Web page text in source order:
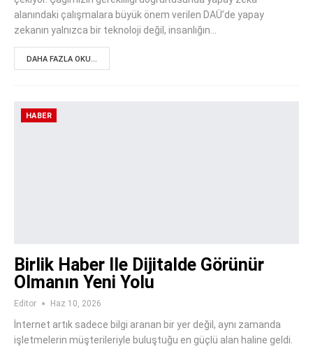
alanındaki çalışmalara büyük önem verilen DAÜ’de yapay
zekanın yalnızca bir teknoloji değil, insanlığın…
DAHA FAZLA OKU...
HABER
Birlik Haber Ile Dijitalde Görünür
Olmanın Yeni Yolu
Editor Haz 10, 2026
İnternet artık sadece bilgi aranan bir yer değil, aynı zamanda
işletmelerin müşterileriyle buluştuğu en güçlü alan haline geldi.